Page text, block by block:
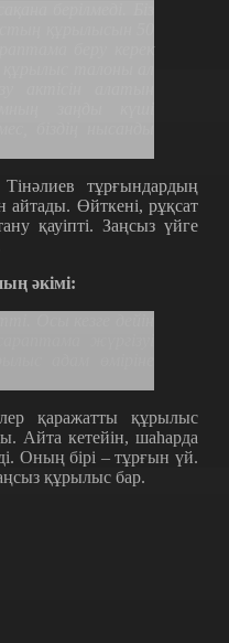
тұрғындардың
айтады. Өйткені, рұқсат
қауіпті. Заңсыз үйге
әкімі:
қаражатты құрылыс
Айта кетейін, шаһарда
Оның бірі – тұрғын үй.
құрылыс бар.